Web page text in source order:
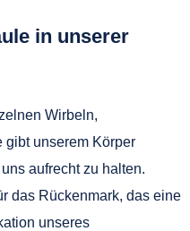
in unserer
Wirbeln,
gibt unserem Körper
aufrecht zu halten.
das Rückenmark, das eine
unseres